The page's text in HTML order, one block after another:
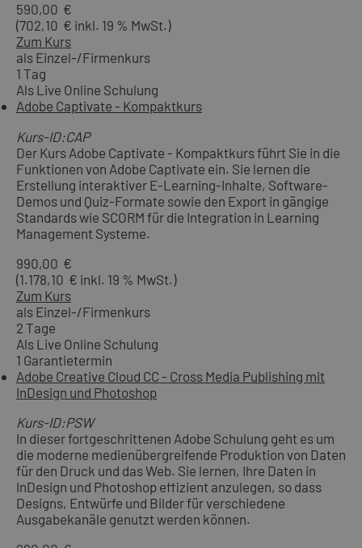
590,00 €
(702,10 € inkl. 19 % MwSt.)
Zum Kurs
als Einzel-/Firmenkurs
1 Tag
Als Live Online Schulung
Adobe Captivate - Kompaktkurs
Kurs-ID:CAP
Der Kurs Adobe Captivate - Kompaktkurs führt Sie in die
Funktionen von Adobe Captivate ein. Sie lernen die
Erstellung interaktiver E-Learning-Inhalte, Software-
Demos und Quiz-Formate sowie den Export in gängige
Standards wie SCORM für die Integration in Learning
Management Systeme.
990,00 €
(1.178,10 € inkl. 19 % MwSt.)
Zum Kurs
als Einzel-/Firmenkurs
2 Tage
Als Live Online Schulung
1 Garantietermin
Adobe Creative Cloud CC - Cross Media Publishing mit
InDesign und Photoshop
Kurs-ID:PSW
In dieser fortgeschrittenen Adobe Schulung geht es um
die moderne medienübergreifende Produktion von Daten
für den Druck und das Web. Sie lernen, Ihre Daten in
InDesign und Photoshop effizient anzulegen, so dass
Designs, Entwürfe und Bilder für verschiedene
Ausgabekanäle genutzt werden können.